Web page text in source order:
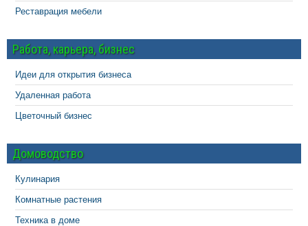
Реставрация мебели
Работа, карьера, бизнес
Идеи для открытия бизнеса
Удаленная работа
Цветочный бизнес
Домоводство
Кулинария
Комнатные растения
Техника в доме